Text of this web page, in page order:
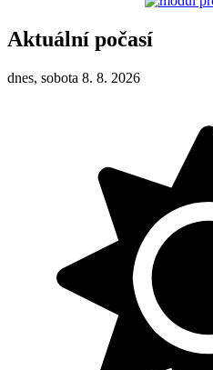
Aktuální počasí
dnes, sobota 8. 8. 2026